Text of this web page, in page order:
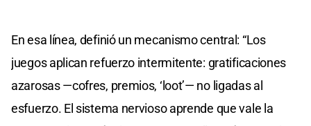
En esa línea, definió un mecanismo central: “Los
juegos aplican refuerzo intermitente: gratificaciones
azarosas —cofres, premios, ‘loot’— no ligadas al
esfuerzo. El sistema nervioso aprende que vale la